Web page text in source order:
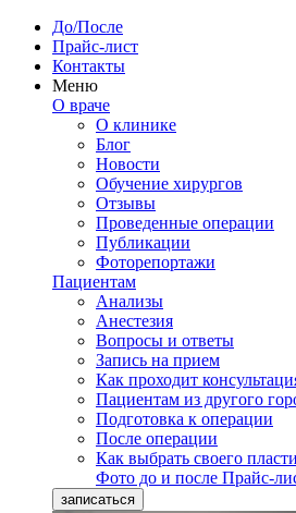
До/После
Прайс-лист
Контакты
Меню
О враче
О клинике
Блог
Новости
Обучение хирургов
Отзывы
Проведенные операции
Публикации
Фоторепортажи
Пациентам
Анализы
Анестезия
Вопросы и ответы
Запись на прием
Как проходит
Пациентам из другого
Подготовка к операции
После операции
Как выбрать своего
Фото до и после Прайс-
записаться